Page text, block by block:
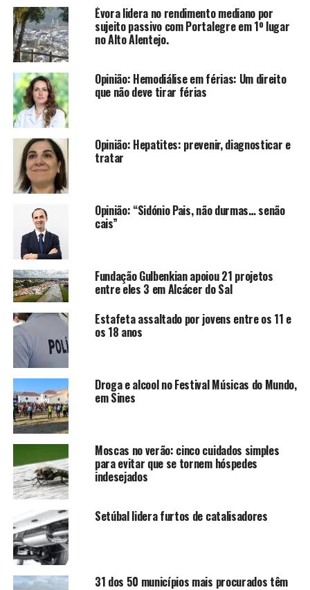
Évora lidera no rendimento mediano por
sujeito passivo com Portalegre em 1º lugar
no Alto Alentejo.
Opinião: Hemodiálise em férias: Um direito
que não deve tirar férias
Opinião: Hepatites: prevenir, diagnosticar e
tratar
Opinião: “Sidónio Pais, não durmas… senão
cais”
Fundação Gulbenkian apoiou 21 projetos
entre eles 3 em Alcácer do Sal
Estafeta assaltado por jovens entre os 11 e
os 18 anos
Droga e alcool no Festival Músicas do Mundo,
em Sines
Moscas no verão: cinco cuidados simples
para evitar que se tornem hóspedes
indesejados
Setúbal lidera furtos de catalisadores
31 dos 50 municípios mais procurados têm